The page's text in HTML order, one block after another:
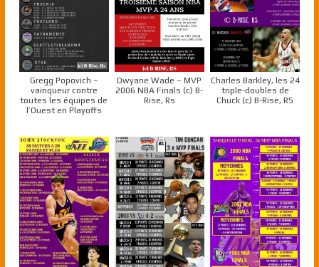
Gregg Popovich –
vainqueur contre
toutes les équipes de
l’Ouest en Playoffs
Dwyane Wade – MVP
2006 NBA Finals (c) B-
Rise, Rs
Charles Barkley, les 24
triple-doubles de
Chuck (c) B-Rise, RS